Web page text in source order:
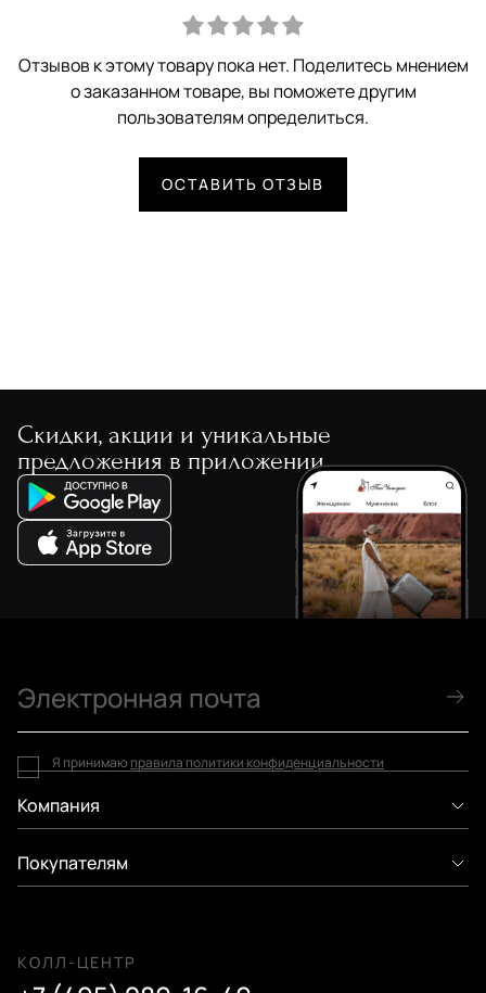
Отзывов к этому товару пока нет. Поделитесь мнением
о заказанном товаре, вы поможете другим
пользователям определиться.
ОСТАВИТЬ ОТЗЫВ
Скидки, акции и уникальные
предложения в приложении
Компания
Покупателям
КОЛЛ-ЦЕНТР
Я принимаю правила политики конфиденциальности